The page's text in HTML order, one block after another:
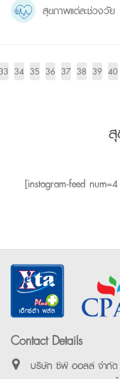
สุขภาพแต่ละช่วงวัย
34 35 36 37 38 39 40
[instagram-feed
Contact Details
บริษัท ซีพี ออลล์ จำกัด